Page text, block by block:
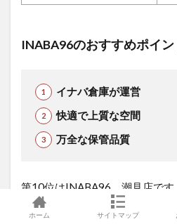
INABA96のおすすめポイン
イナバ倉庫が運営
快適で上質な空間
万全な保管品質
第10位はINABA96 潮見店です
ホーム サイトマップ